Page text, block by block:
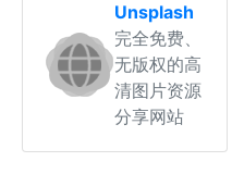
Unsplash
完全免费、
无版权的高
清图片资源
分享网站